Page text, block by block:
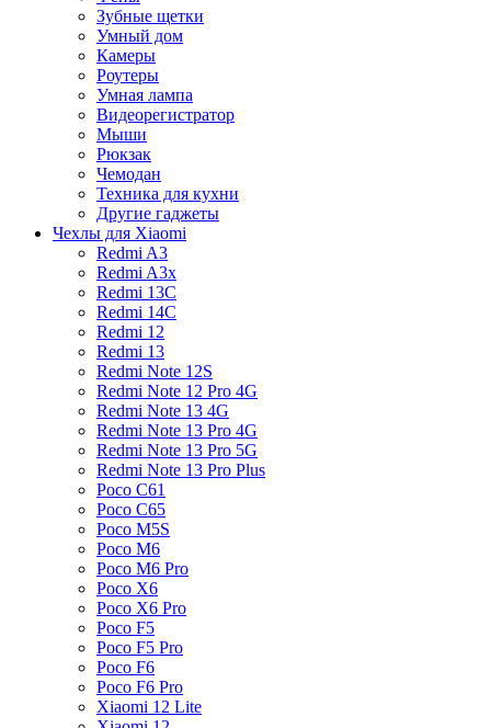
Зубные щетки
Умный дом
Камеры
Роутеры
Умная лампа
Видеорегистратор
Мыши
Рюкзак
Чемодан
Техника для кухни
Другие гаджеты
Чехлы для Xiaomi
Redmi A3
Redmi A3x
Redmi 13C
Redmi 14C
Redmi 12
Redmi 13
Redmi Note 12S
Redmi Note 12 Pro 4G
Redmi Note 13 4G
Redmi Note 13 Pro 4G
Redmi Note 13 Pro 5G
Redmi Note 13 Pro Plus
Poco C61
Poco C65
Poco M5S
Poco M6
Poco M6 Pro
Poco X6
Poco X6 Pro
Poco F5
Poco F5 Pro
Poco F6
Poco F6 Pro
Xiaomi 12 Lite